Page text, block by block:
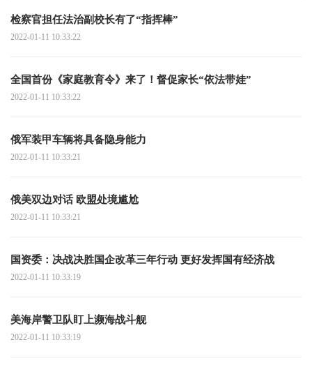
检察官担任法治副校长有了“指挥棒”
2022-01-11 10:33:22
全国首份《家庭教育令》来了！督促家长“依法带娃”
2022-01-11 10:33:22
俄军装甲车辆将具备隐身能力
2022-01-11 10:33:21
俄美双边对话 欧盟处境尴尬
2022-01-11 10:33:21
国资委：决战决胜国企改革三年行动 更好发挥国有经济战
2022-01-11 10:33:19
美海岸警卫队盯上濒海战斗舰
2022-01-11 10:33:19